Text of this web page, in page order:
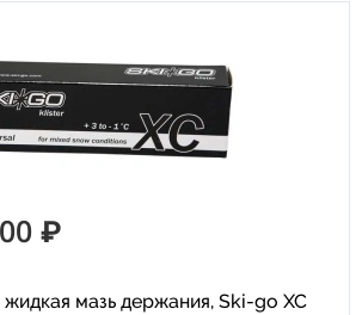
₽
жидкая мазь держания, Ski-go XC